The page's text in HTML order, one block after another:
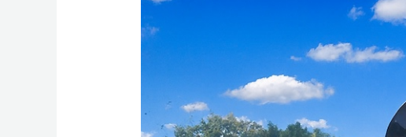
BLUE
Eggersmann